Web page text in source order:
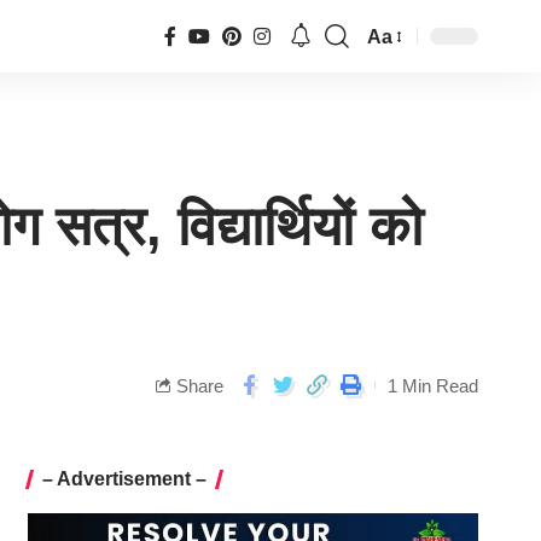
Aa
विद्यार्थियों को
Share 1 Min Read
– Advertisement –